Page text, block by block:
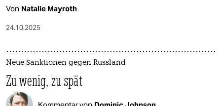
Von Natalie Mayroth
24.10.2025
Neue Sanktionen gegen Russland
Zu wenig, zu spät